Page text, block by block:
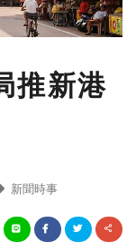
推新港
新聞時事